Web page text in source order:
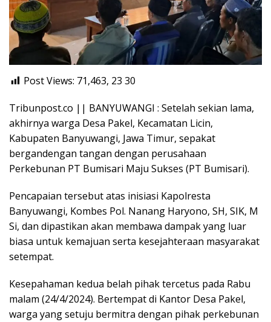
Post Views: 71,463, 23 30
Tribunpost.co || BANYUWANGI : Setelah sekian lama,
akhirnya warga Desa Pakel, Kecamatan Licin,
Kabupaten Banyuwangi, Jawa Timur, sepakat
bergandengan tangan dengan perusahaan
Perkebunan PT Bumisari Maju Sukses (PT Bumisari).
Pencapaian tersebut atas inisiasi Kapolresta
Banyuwangi, Kombes Pol. Nanang Haryono, SH, SIK, M
Si, dan dipastikan akan membawa dampak yang luar
biasa untuk kemajuan serta kesejahteraan masyarakat
setempat.
Kesepahaman kedua belah pihak tercetus pada Rabu
malam (24/4/2024). Bertempat di Kantor Desa Pakel,
warga yang setuju bermitra dengan pihak perkebunan